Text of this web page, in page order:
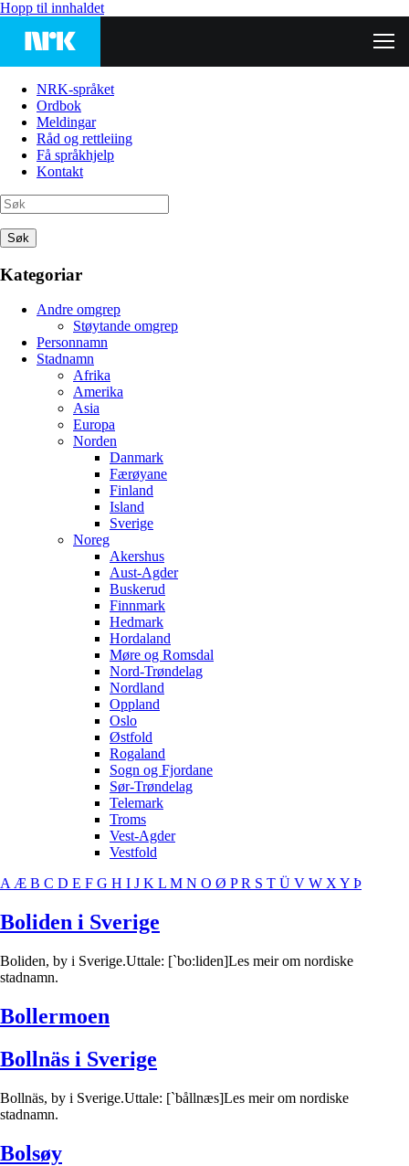
Hopp til innhaldet
NRK-språket
Ordbok
Meldingar
Råd og rettleiing
Få språkhjelp
Kontakt
Søk
Kategoriar
Andre omgrep
Støytande omgrep
Personnamn
Stadnamn
Afrika
Amerika
Asia
Europa
Norden
Danmark
Færøyane
Finland
Island
Sverige
Noreg
Akershus
Aust-Agder
Buskerud
Finnmark
Hedmark
Hordaland
Møre og Romsdal
Nord-Trøndelag
Nordland
Oppland
Oslo
Østfold
Rogaland
Sogn og Fjordane
Sør-Trøndelag
Telemark
Troms
Vest-Agder
Vestfold
AÆ B C D E F G H I J K L M N O Ø PR S T Ü V W XY Þ
Boliden i Sverige
Boliden, by i Sverige.Uttale: [`bo:liden]Les meir om nordiske
stadnamn.
Bollermoen
Bollnäs i Sverige
Bollnäs, by i Sverige.Uttale: [`bållnæs]Les meir om nordiske
stadnamn.
Bolsøy